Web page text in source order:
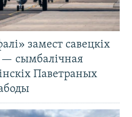
замест савецкіх
— сымбалічная
Паветраных